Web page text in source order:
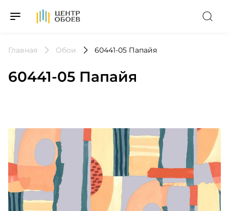
На Главную
Главная Обои 60441-05 Папайя
60441-05 Папайя